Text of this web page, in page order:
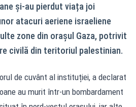
și-au pierdut viața joi
atacuri aeriene israeliene
zone din orașul Gaza, potrivit
civilă din teritoriul palestinian.
de cuvânt al instituției, a declarat
au murit într-un bombardament